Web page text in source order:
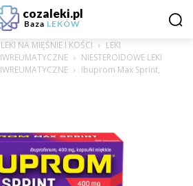
cozaleki.pl
Baza LEKÓW
LEKI NA MIĘŚNIE I KOŚCI
LEKI
NIESTEROIDOWE LEKI
Ibuprom Max Sprint,